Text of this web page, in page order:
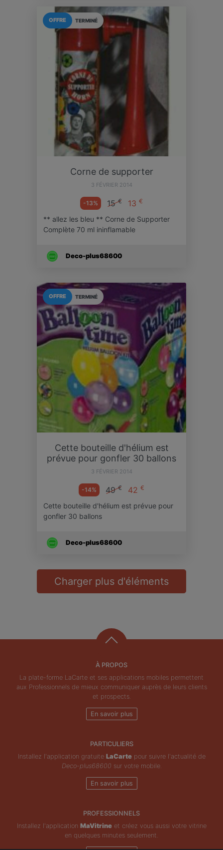
TERMINÉ
OFFRE
Corne de supporter
3 FÉVRIER 2014
-13% 15€ 13 €
** allez les bleu ** Corne de Supporter
Complète 70 ml ininflamable
Deco-plus68600
TERMINÉ
OFFRE
Cette bouteille d'hélium est
prévue pour gonfler 30 ballons
3 FÉVRIER 2014
-14% 49€ 42 €
Cette bouteille d'hélium est prévue pour
gonfler 30 ballons
Deco-plus68600
Charger plus d'éléments
À PROPOS
La plate-forme LaCarte et ses applications mobiles permettent
aux Professionnels de mieux communiquer auprès de leurs clients
et prospects.
En savoir plus
PARTICULIERS
Installez l'application gratuite LaCartepour suivre l'actualité de
Deco-plus68600 sur votre mobile.
En savoir plus
PROFESSIONNELS
Installez l'application MaVitrineet créez vous aussi votre vitrine
en quelques minutes seulement.